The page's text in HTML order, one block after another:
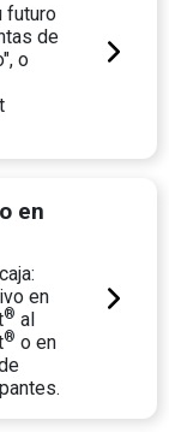
futuro
de
o
en
en
® al
® o en